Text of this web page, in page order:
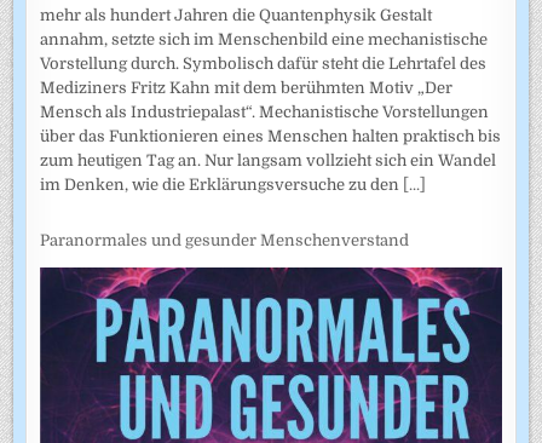
mehr als hundert Jahren die Quantenphysik Gestalt
annahm, setzte sich im Menschenbild eine mechanistische
Vorstellung durch. Symbolisch dafür steht die Lehrtafel des
Mediziners Fritz Kahn mit dem berühmten Motiv „Der
Mensch als Industriepalast“. Mechanistische Vorstellungen
über das Funktionieren eines Menschen halten praktisch bis
zum heutigen Tag an. Nur langsam vollzieht sich ein Wandel
im Denken, wie die Erklärungsversuche zu den [...]
Paranormales und gesunder Menschenverstand